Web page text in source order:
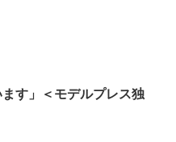
す」＜モデルプレス独